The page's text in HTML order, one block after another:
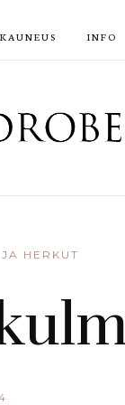
KAUNEUS INFO
HERKUT